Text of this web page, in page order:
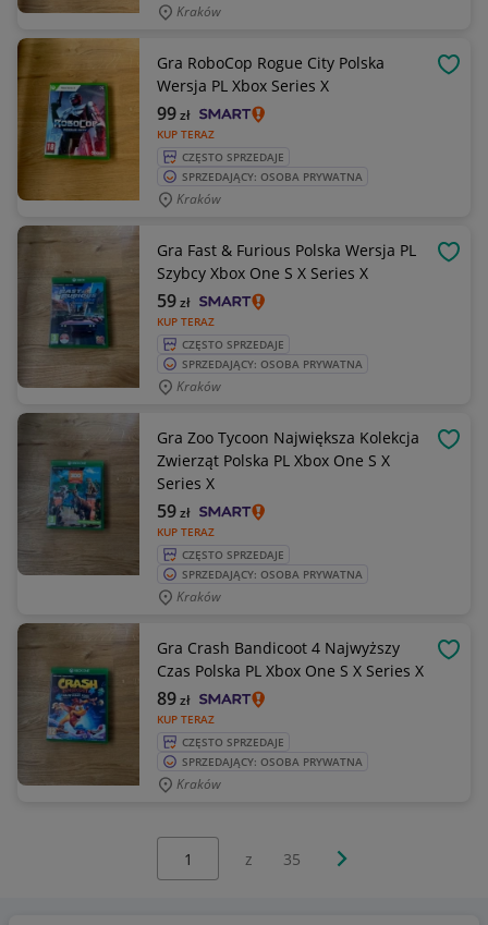
Kraków
Gra RoboCop Rogue City Polska
Wersja PL Xbox Series X
KUP TERAZ
99zł
CZĘSTO SPRZEDAJE
SPRZEDAJĄCY: OSOBA PRYWATNA
Kraków
Gra Fast & Furious Polska Wersja PL
Szybcy Xbox One S X Series X
KUP TERAZ
59zł
CZĘSTO SPRZEDAJE
SPRZEDAJĄCY: OSOBA PRYWATNA
Kraków
Gra Zoo Tycoon Największa Kolekcja
Zwierząt Polska PL Xbox One S X
Series X
KUP TERAZ
59zł
CZĘSTO SPRZEDAJE
SPRZEDAJĄCY: OSOBA PRYWATNA
Kraków
Gra Crash Bandicoot 4 Najwyższy
Czas Polska PL Xbox One S X Series X
KUP TERAZ
89zł
CZĘSTO SPRZEDAJE
SPRZEDAJĄCY: OSOBA PRYWATNA
Kraków
z 35 Następna strona